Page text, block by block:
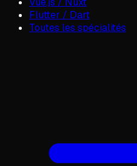
Flutter / Dart
Toutes les spécialités